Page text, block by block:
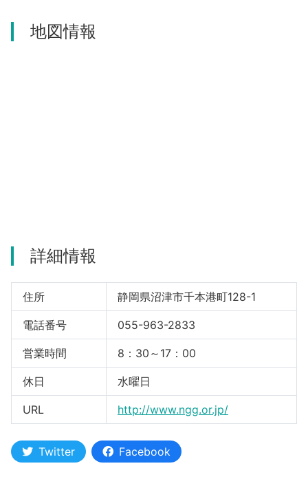
松崎町
地図情報
詳細情報
住所 静岡県沼津市千本港町128-1
電話番号 055-963-2833
営業時間 8：30～17：00
休日 水曜日
URL http://www.ngg.or.jp/
Twitter Facebook